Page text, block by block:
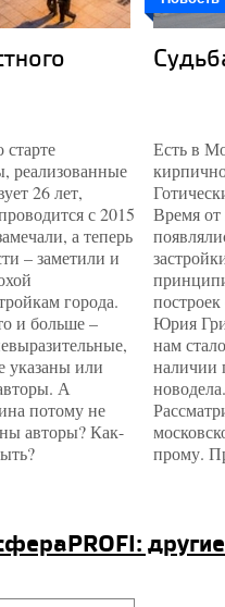
реализованные
26 лет,
с 2015
а теперь
– заметили и
города.
и больше –
указаны или
А
потому не
авторы? Как-
Есть в
Время
Юрия
нам
наличии
прому.